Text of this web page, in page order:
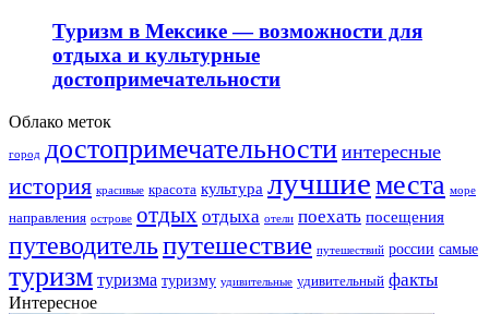
Туризм в Мексике — возможности для
отдыха и культурные
достопримечательности
Облако меток
город достопримечательности интересные
история красивые красота культура лучшиеместа море
направления острове отдых отдыха отели поехать посещения
путеводительпутешествие путешествий россии самые
туризм туризма туризму удивительные удивительный факты
Интересное